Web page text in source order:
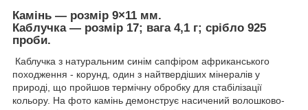
Камінь — розмір 9×11 мм.
Каблучка — розмір 17; вага 4,1 г; срібло 925
проби.
Каблучка з натуральним синім сапфіром африканського
походження - корунд, один з найтвердіших мінералів у
природі, що пройшов термічну обробку для стабілізації
кольору. На фото камінь демонструє насичений волошково-